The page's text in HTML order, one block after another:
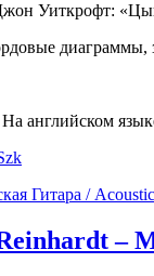
Уиткрофт: «
диаграммы,
английском
Гитара /
–